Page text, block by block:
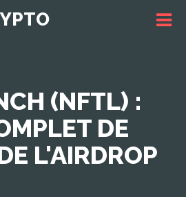
(NFTL) :
DE
L'AIRDROP